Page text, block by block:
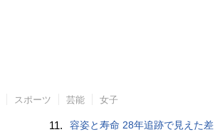
スポーツ 芸能 女子
11. 容姿と寿命 28年追跡で見えた差